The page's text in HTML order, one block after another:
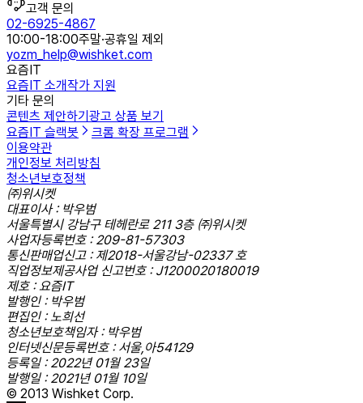
고객 문의
02-6925-4867
10:00-18:00주말·공휴일 제외
yozm_help@wishket.com
요즘IT
요즘IT 소개작가 지원
기타 문의
콘텐츠 제안하기 광고 상품 보기
요즘IT 슬랙봇
크롬 확장 프로그램
이용약관
개인정보 처리방침
청소년보호정책
㈜위시켓
대표이사 : 박우범
서울특별시 강남구 테헤란로 211 3층 ㈜위시켓
사업자등록번호 : 209-81-57303
통신판매업신고 : 제2018-서울강남-02337 호
직업정보제공사업 신고번호 : J1200020180019
제호 : 요즘IT
발행인 : 박우범
편집인 : 노희선
청소년보호책임자 : 박우범
인터넷신문등록번호 : 서울,아54129
등록일 : 2022년 01월 23일
발행일 : 2021년 01월 10일
© 2013 Wishket Corp.